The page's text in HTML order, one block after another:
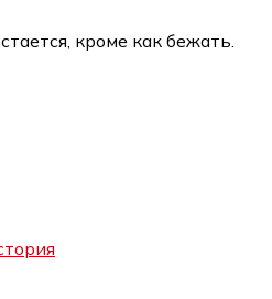
кроме как бежать.